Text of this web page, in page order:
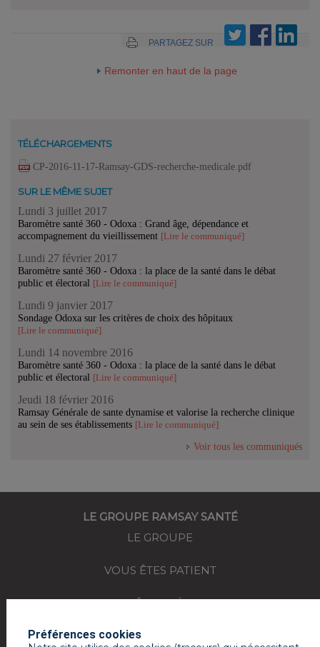
PARTAGEZ SUR
Remonter en haut de la page
TÉLÉCHARGEMENTS
CP-2016-11-17-Ramsay-GDS-recherche-medicale.pdf
SUR LE MÊME SUJET
Lundi 3 juillet 2017
Baromètre santé 360 - Odoxa : Grand âge, dépendance et
accompagnement du vieillissement [Lire le communiqué]
Lundi 27 février 2017
Baromètre santé 360 - Odoxa : la place de la santé dans le débat
public et électoral [Lire le communiqué]
Lundi 9 janvier 2017
Sondage Odoxa sur les critères de choix des hôpitaux
[Lire le communiqué]
Lundi 14 novembre 2016
Baromètre santé 360 - Odoxa : la place de la santé dans le débat
public et électoral [Lire le communiqué]
Jeudi 18 février 2016
Ramsay Générale de sante dynamise et valorise la recherche clinique
au sein de ses établissements [Lire le communiqué]
Voir tous les communiqués
LE GROUPE RAMSAY SANTÉ
LE GROUPE
VOUS ÊTES PATIENT
VOUS ÊTES MÉDECIN
REJOIGNEZ-NOUS
Préférences cookies